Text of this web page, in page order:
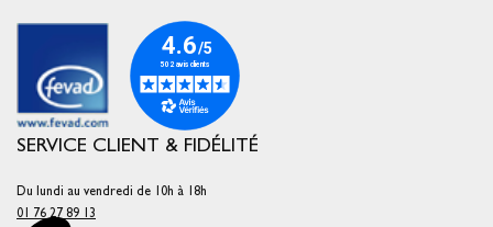
SERVICE CLIENT & FIDÉLITÉ
Du lundi au vendredi de 10h à 18h
01 76 27 89 13